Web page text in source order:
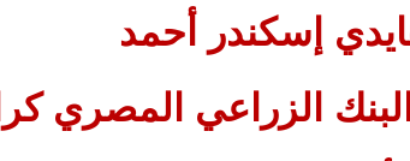
إسكندر أحمد
الزراعي المصري